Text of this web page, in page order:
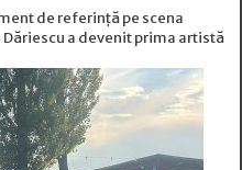
de referință pe scena
a devenit prima artistă